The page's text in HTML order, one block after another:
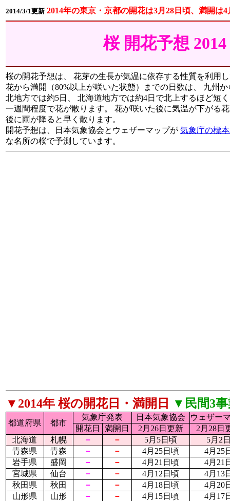
2014/3/1更新 2014年の東京・京都の開花は3月28日頃、満開は
桜 開花予想
桜の開花予想は、 花芽の生長が気温に依存する性質を利用
花から満開（80%以上が咲いた状態）までの日数は、 九州
北地方では約5日、 北海道地方では約4日で北上するほど短
一週間程度で花が散ります。 花が咲いた後に気温が下がる
後に雨が降ると早く散ります。
開花予想は、日本気象協会とウェザーマップが 気象庁の標
な名所の桜で予測しています。
▼2014年 桜の開花日・満開日 ▼民間3
都道府県 都市
気象庁発表 日本気象協会
ウェザー
開花日
満開日 2月26日更新
2月28日
北海道
札幌 － － 5月5日頃
5月2
青森県
青森 － － 4月25日頃
4月25
岩手県
盛岡 － － 4月21日頃
4月21
宮城県
仙台 － － 4月12日頃
4月13
秋田県
秋田 － － 4月18日頃
4月20
山形県
山形 － － 4月15日頃
4月17